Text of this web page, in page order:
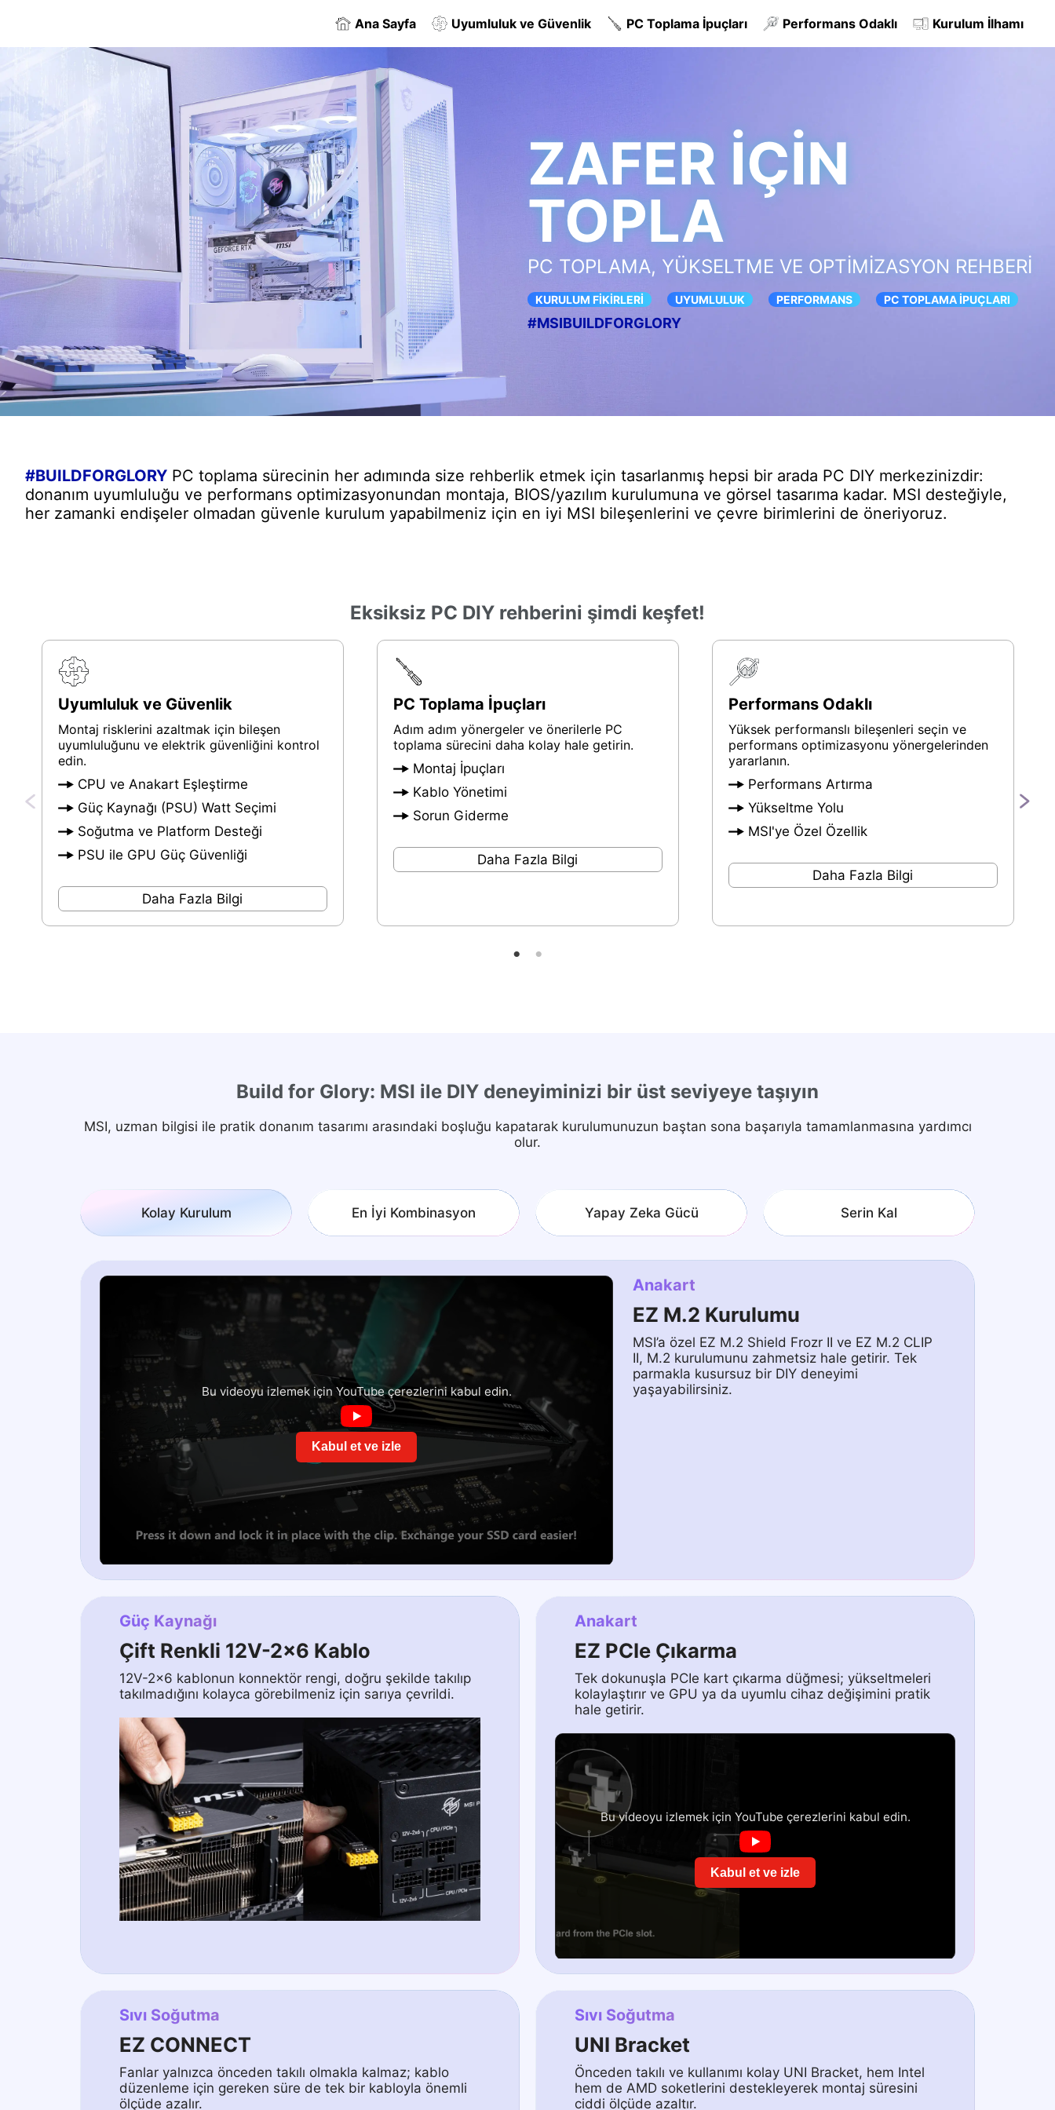
Ana Sayfa Uyumluluk ve Güvenlik PC Toplama İpuçları Performans Odaklı Kurulum İlhamı
ZAFER İÇIN
TOPLA
PC TOPLAMA, YÜKSELTME VE OPTIMIZASYON REHBERI
KURULUM FİKİRLERİ UYUMLULUK PERFORMANS PC TOPLAMA İPUÇLARI
#MSIBUILDFORGLORY
#BUILDFORGLORY PC toplama sürecinin her adımında size rehberlik etmek için tasarlanmış hepsi bir arada PC DIY merkezinizdir:
donanım uyumluluğu ve performans optimizasyonundan montaja, BIOS/yazılım kurulumuna ve görsel tasarıma kadar. MSI desteğiyle,
her zamanki endişeler olmadan güvenle kurulum yapabilmeniz için en iyi MSI bileşenlerini ve çevre birimlerini de öneriyoruz.
Eksiksiz PC DIY rehberini şimdi keşfet!
Uyumluluk ve Güvenlik
Montaj risklerini azaltmak için bileşen
uyumluluğunu ve elektrik güvenliğini kontrol
edin.
CPU ve Anakart Eşleştirme
Güç Kaynağı (PSU) Watt Seçimi
Soğutma ve Platform Desteği
PSU ile GPU Güç Güvenliği
Daha Fazla Bilgi
PC Toplama İpuçları
Adım adım yönergeler ve önerilerle PC
toplama sürecini daha kolay hale getirin.
Montaj İpuçları
Kablo Yönetimi
Sorun Giderme
Daha Fazla Bilgi
Performans Odaklı
Yüksek performanslı bileşenleri seçin ve
performans optimizasyonu yönergelerinden
yararlanın.
Performans Artırma
Yükseltme Yolu
MSI'ye Özel Özellik
Daha Fazla Bilgi
Build for Glory: MSI ile DIY deneyiminizi bir üst seviyeye taşıyın
MSI, uzman bilgisi ile pratik donanım tasarımı arasındaki boşluğu kapatarak kurulumunuzun baştan sona başarıyla tamamlanmasına yardımcı
olur.
Kolay Kurulum En İyi Kombinasyon Yapay Zeka Gücü Serin Kal
Bu videoyu izlemek için YouTube çerezlerini kabul edin.
Kabul et ve izle
Anakart
EZ M.2 Kurulumu
MSI’a özel EZ M.2 Shield Frozr II ve EZ M.2 CLIP
II, M.2 kurulumunu zahmetsiz hale getirir. Tek
parmakla kusursuz bir DIY deneyimi
yaşayabilirsiniz.
Güç Kaynağı
Çift Renkli 12V-2x6 Kablo
12V-2x6 kablonun konnektör rengi, doğru şekilde takılıp
takılmadığını kolayca görebilmeniz için sarıya çevrildi.
Anakart
EZ PCIe Çıkarma
Tek dokunuşla PCIe kart çıkarma düğmesi; yükseltmeleri
kolaylaştırır ve GPU ya da uyumlu cihaz değişimini pratik
hale getirir.
Bu videoyu izlemek için YouTube çerezlerini kabul edin.
Kabul et ve izle
Sıvı Soğutma
EZ CONNECT
Fanlar yalnızca önceden takılı olmakla kalmaz; kablo
düzenleme için gereken süre de tek bir kabloyla önemli
ölçüde azalır.
Sıvı Soğutma
UNI Bracket
Önceden takılı ve kullanımı kolay UNI Bracket, hem Intel
hem de AMD soketlerini destekleyerek montaj süresini
ciddi ölçüde azaltır.